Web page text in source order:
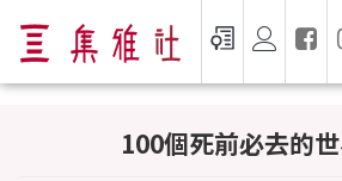
100個死前必去的